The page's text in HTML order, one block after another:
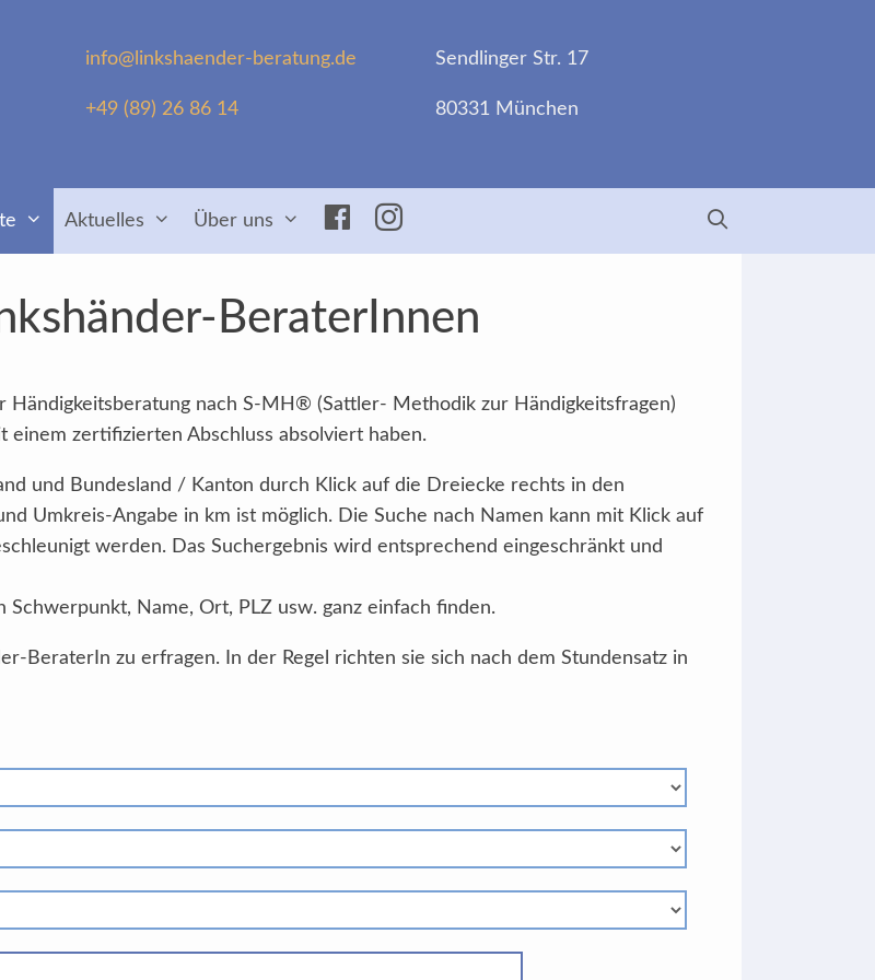
info@linkshaender-beratung.de
+49 (89) 26 86 14
Sendlinger Str. 17
80331 München
Aktuelles Über uns Facebook
Insta
BeraterInnen
Händigkeitsberatung nach S-MH® (Sattler- Methodik zur Händigkeitsfragen)
einem zertifizierten Abschluss absolviert haben.
und Bundesland / Kanton durch Klick auf die Dreiecke rechts in den
Umkreis-Angabe in km ist möglich. Die Suche nach Namen kann mit Klick auf
werden. Das Suchergebnis wird entsprechend eingeschränkt und
Name, Ort, PLZ usw. ganz einfach finden.
BeraterIn zu erfragen. In der Regel richten sie sich nach dem Stundensatz in